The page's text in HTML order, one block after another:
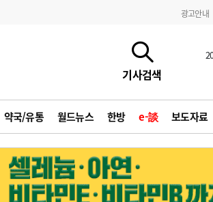
광고안내
기사검색
약국/유통 월드뉴스 한방 e-談 보도자료